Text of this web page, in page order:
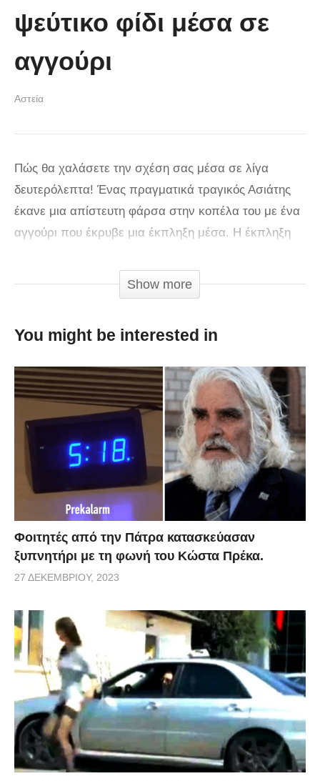
Απολαυστικοί Μέριλ Στριπ και Τομ
άλλον
ψεύτικο φίδι μέσα σε
αγγούρι
Αστεία
Πώς θα χαλάσετε την σχέση σας μέσα σε λίγα
δευτερόλεπτα! Ένας πραγματικά τραγικός Ασιάτης
έκανε μια απίστευτη φάρσα στην κοπέλα του με ένα
αγγούρι που έκρυβε μια έκπληξη μέσα. Η έκπληξη
Show more
You might be interested in
Φοιτητές από την Πάτρα κατασκεύασαν
ξυπνητήρι με τη φωνή του Κώστα Πρέκα.
27 ΔΕΚΕΜΒΡΊΟΥ, 2023